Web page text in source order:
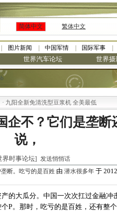
简体中文 繁体中文
图片新闻 中国军情 国际军事
世界汽车论坛 世界摄
阳全新免清洗型豆浆机 全美最低
企不？它们是垄断
说，
界时事论坛] 发送悄悄话
断。吃亏的是百姓 由 潜水很多年 于
的大瓜分。中国一次次扛过金融冲
P。那时，吃亏的是百姓，还有整个